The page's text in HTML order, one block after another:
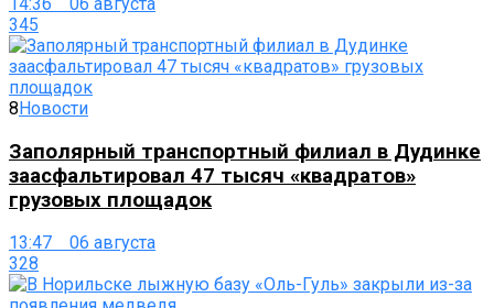
345
8Новости
Заполярный транспортный филиал в Дудинке
заасфальтировал 47 тысяч «квадратов»
грузовых площадок
13:47 06 августа
328